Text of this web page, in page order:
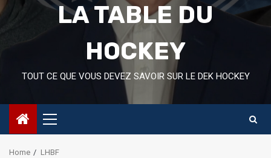
LA TABLE DU
HOCKEY
TOUT CE QUE VOUS DEVEZ SAVOIR SUR LE DEK HOCKEY
Primary
Menu
Home LHBF